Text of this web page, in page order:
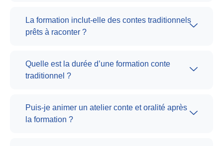
La formation inclut-elle des contes traditionnels
prêts à raconter ?
Quelle est la durée d’une formation conte
traditionnel ?
Puis-je animer un atelier conte et oralité après
la formation ?